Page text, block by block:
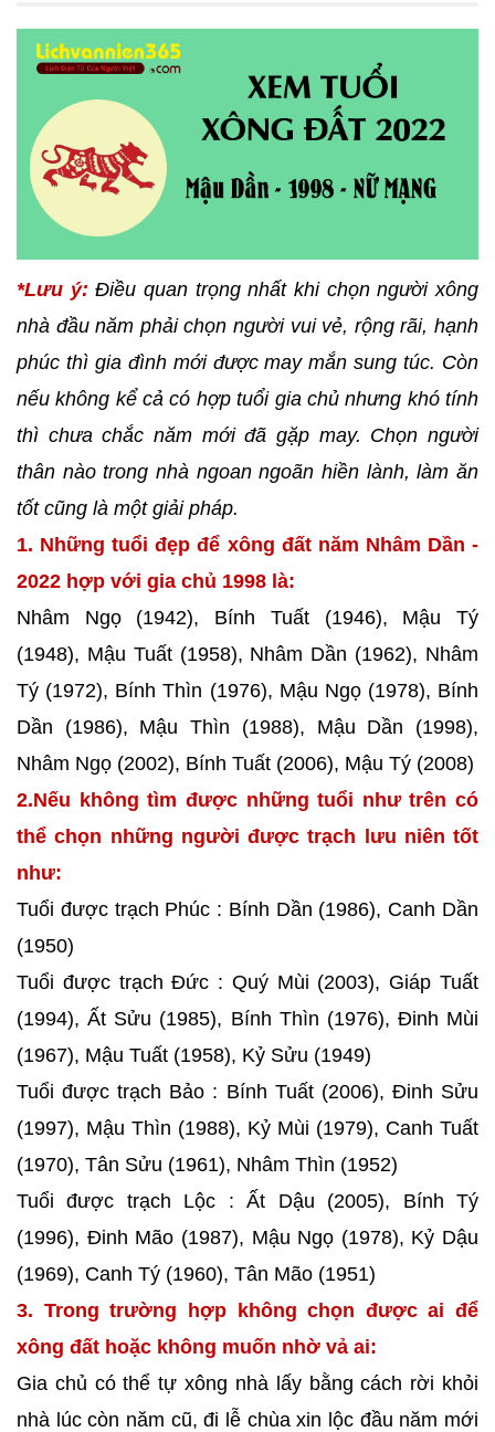
*Lưu ý: Điều quan trọng nhất khi chọn người xông
nhà đầu năm phải chọn người vui vẻ, rộng rãi, hạnh
phúc thì gia đình mới được may mắn sung túc. Còn
nếu không kể cả có hợp tuổi gia chủ nhưng khó tính
thì chưa chắc năm mới đã gặp may. Chọn người
thân nào trong nhà ngoan ngoãn hiền lành, làm ăn
tốt cũng là một giải pháp.
1. Những tuổi đẹp để xông đất năm Nhâm Dần -
2022 hợp với gia chủ 1998 là:
Nhâm Ngọ (1942), Bính Tuất (1946), Mậu Tý
(1948), Mậu Tuất (1958), Nhâm Dần (1962), Nhâm
Tý (1972), Bính Thìn (1976), Mậu Ngọ (1978), Bính
Dần (1986), Mậu Thìn (1988), Mậu Dần (1998),
Nhâm Ngọ (2002), Bính Tuất (2006), Mậu Tý (2008)
2.Nếu không tìm được những tuổi như trên có
thể chọn những người được trạch lưu niên tốt
như:
Tuổi được trạch Phúc : Bính Dần (1986), Canh Dần
(1950)
Tuổi được trạch Đức : Quý Mùi (2003), Giáp Tuất
(1994), Ất Sửu (1985), Bính Thìn (1976), Đinh Mùi
(1967), Mậu Tuất (1958), Kỷ Sửu (1949)
Tuổi được trạch Bảo : Bính Tuất (2006), Đinh Sửu
(1997), Mậu Thìn (1988), Kỷ Mùi (1979), Canh Tuất
(1970), Tân Sửu (1961), Nhâm Thìn (1952)
Tuổi được trạch Lộc : Ất Dậu (2005), Bính Tý
(1996), Đinh Mão (1987), Mậu Ngọ (1978), Kỷ Dậu
(1969), Canh Tý (1960), Tân Mão (1951)
3. Trong trường hợp không chọn được ai để
xông đất hoặc không muốn nhờ vả ai:
Gia chủ có thể tự xông nhà lấy bằng cách rời khỏi
nhà lúc còn năm cũ, đi lễ chùa xin lộc đầu năm mới